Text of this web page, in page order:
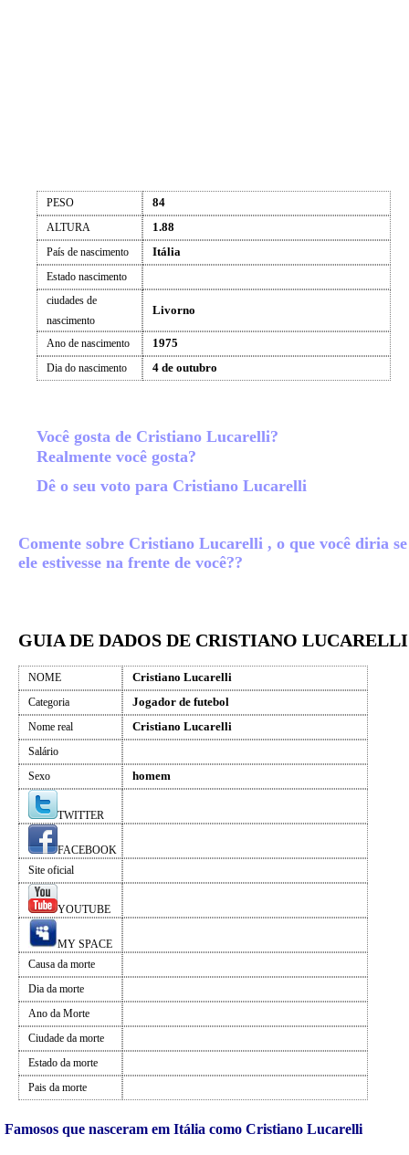
PESO 84
ALTURA 1.88
País de nascimento Itália
Estado nascimento
ciudades de
nascimento
Livorno
Ano de nascimento 1975
Dia do nascimento 4 de outubro
Você gosta de Cristiano Lucarelli?
Realmente você gosta?
Dê o seu voto para Cristiano Lucarelli
Comente sobre Cristiano Lucarelli , o que você diria se
ele estivesse na frente de você??
GUIA DE DADOS DE CRISTIANO LUCARELLI
NOME Cristiano Lucarelli
Categoria Jogador de futebol
Nome real Cristiano Lucarelli
Salário
Sexo
homem
TWITTER
FACEBOOK
Site oficial
YOUTUBE
MY SPACE
Causa da morte
Dia da morte
Ano da Morte
Ciudade da morte
Estado da morte
Pais da morte
Famosos que nasceram em Itália como Cristiano Lucarelli